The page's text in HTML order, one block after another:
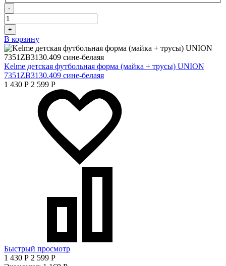
-
+
В корзину
Kelme детская футбольная форма (майка + трусы) UNION
7351ZB3130.409 сине-белаяя
1 430 Р 2 599 Р
Быстрый просмотр
1 430 Р 2 599 Р